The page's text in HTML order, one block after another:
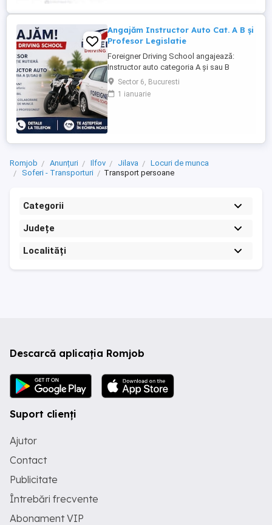
Angajăm Instructor Auto Cat. A B și
Profesor Legislatie
Foreigner Driving School angajează:
Instructor auto categoria A și sau B
Profesor de legislație rutieră Cerințe:
Atestat profesional valabil Seriozitate și
responsabilitate Abilități bune de
Sector 6, Bucuresti
1 ianuarie
Romjob Anunțuri Ilfov Jilava
Locuri de munca
Soferi - Transporturi
Transport persoane
Categorii
Județe
Localități
Descarcă aplicația Romjob
Suport clienți
Ajutor
Contact
Publicitate
Întrebări frecvente
Abonament VIP